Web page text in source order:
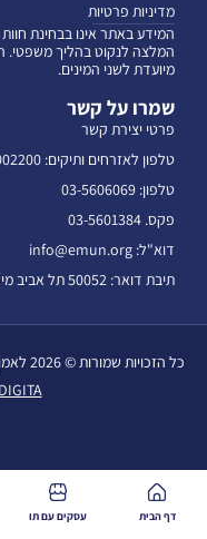
מדיניות פרטיות
המידע באתר אינו בבחינת
המלצה לנקוט בהליך משפטי.
מיועדת לשני המינים.
שמרו על קשר
פרטי יצירת קשר
טלפון לאזרחים ותיקים: 074-7002200
טלפון: 03-5606069
פקס. 03-5601384
דוא"ל: info@emun.org
תיבת דואר: 50052 תל אביב מיקוד 68125
כל הזכויות שמורות © 2026 לאמון הציבור - חברה לתועלת הציבור (מלכ"ר)
DIGITA
דף הבית עסקים עם תו